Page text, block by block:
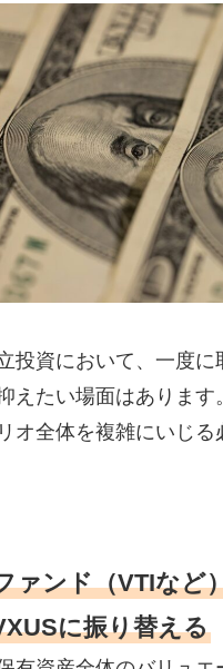
投資において、一度に
えたい場面はあります
オ全体を複雑にいじる
ァンド（VTIなど
に振り替える